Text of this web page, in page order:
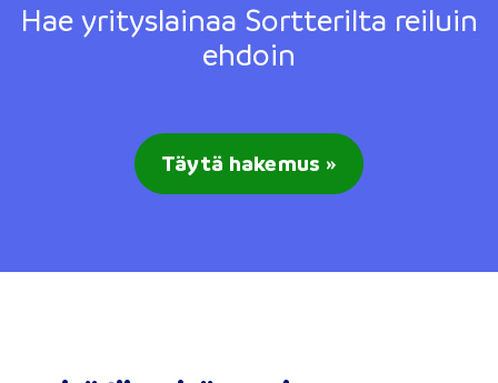
Hae yrityslainaa Sortterilta reiluin
ehdoin
Täytä hakemus »